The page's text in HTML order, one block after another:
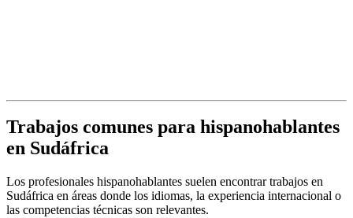
Trabajos comunes para hispanohablantes
en Sudáfrica
Los profesionales hispanohablantes suelen encontrar trabajos en
Sudáfrica en áreas donde los idiomas, la experiencia internacional o
las competencias técnicas son relevantes.